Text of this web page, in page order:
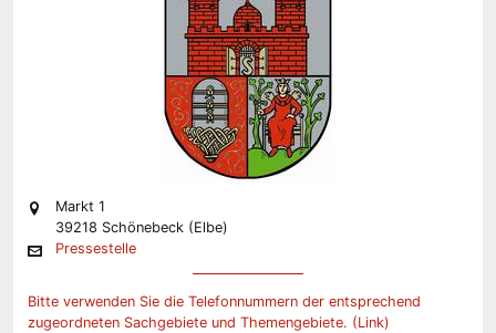
Markt 1
39218 Schönebeck (Elbe)
Pressestelle
Bitte verwenden Sie die Telefonnummern der entsprechend
zugeordneten Sachgebiete und Themengebiete. (Link)